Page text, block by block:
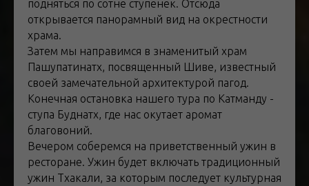
подняться по сотне ступенек. Отсюда
открывается панорамный вид на окрестности
храма.
Затем мы направимся в знаменитый храм
Пашупатинатх, посвященный Шиве, известный
своей замечательной архитектурой пагод.
Конечная остановка нашего тура по Катманду -
ступа Буднатх, где нас окутает аромат
благовоний.
Вечером соберемся на приветственный ужин в
ресторане. Ужин будет включать традиционный
ужин Тхакали, за которым последует культурная